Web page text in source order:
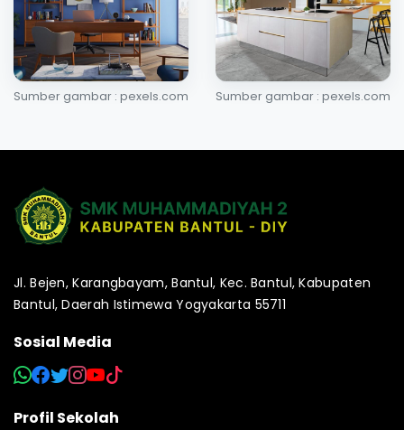
Sumber gambar : pexels.com Sumber gambar : pexels.com
Jl. Bejen, Karangbayam, Bantul, Kec. Bantul, Kabupaten
Bantul, Daerah Istimewa Yogyakarta 55711
Sosial Media
Profil Sekolah